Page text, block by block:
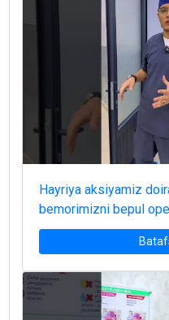
Hayriya aksiyamiz
bemorimizni bepul